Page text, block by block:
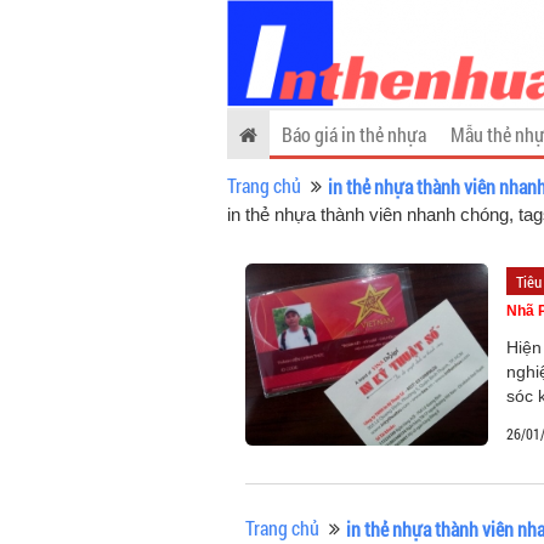
Báo giá in thẻ nhựa Mẫu thẻ
Trang chủ
in thẻ nhựa thành viên
in thẻ nhựa thành viên nhanh chóng,
Nhã
sóc
26/
Trang chủ in thẻ nhựa thành viên